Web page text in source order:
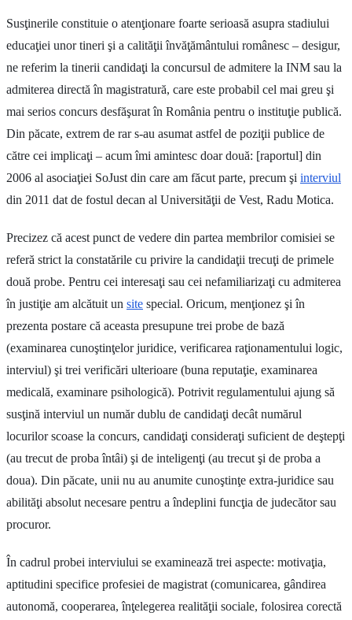
Susţinerile constituie o atenţionare foarte serioasă asupra stadiului
educaţiei unor tineri şi a calităţii învăţământului românesc – desigur,
ne referim la tinerii candidaţi la concursul de admitere la INM sau la
admiterea directă în magistratură, care este probabil cel mai greu şi
mai serios concurs desfăşurat în România pentru o instituţie publică.
Din păcate, extrem de rar s-au asumat astfel de poziţii publice de
către cei implicaţi – acum îmi amintesc doar două: [raportul] din
2006 al asociaţiei SoJust din care am făcut parte, precum şi interviul
din 2011 dat de fostul decan al Universităţii de Vest, Radu Motica.
Precizez că acest punct de vedere din partea membrilor comisiei se
referă strict la constatările cu privire la candidaţii trecuţi de primele
două probe. Pentru cei interesaţi sau cei nefamiliarizaţi cu admiterea
în justiţie am alcătuit un site special. Oricum, menţionez şi în
prezenta postare că aceasta presupune trei probe de bază
(examinarea cunoştinţelor juridice, verificarea raţionamentului logic,
interviul) şi trei verificări ulterioare (buna reputaţie, examinarea
medicală, examinare psihologică). Potrivit regulamentului ajung să
susţină interviul un număr dublu de candidaţi decât numărul
locurilor scoase la concurs, candidaţi consideraţi suficient de deştepţi
(au trecut de proba întâi) şi de inteligenţi (au trecut şi de proba a
doua). Din păcate, unii nu au anumite cunoştinţe extra-juridice sau
abilităţi absolut necesare pentru a îndeplini funcţia de judecător sau
procuror.
În cadrul probei interviului se examinează trei aspecte: motivaţia,
aptitudini specifice profesiei de magistrat (comunicarea, gândirea
autonomă, cooperarea, înţelegerea realităţii sociale, folosirea corectă